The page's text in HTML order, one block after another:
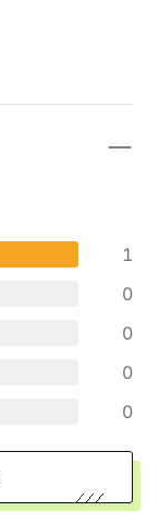
1
0
0
0
0